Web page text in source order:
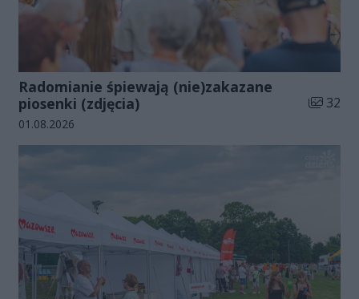
Radomianie śpiewają (nie)zakazane
piosenki (zdjęcia)
Liczba
32
Data dodania galerii:
01.08.2026